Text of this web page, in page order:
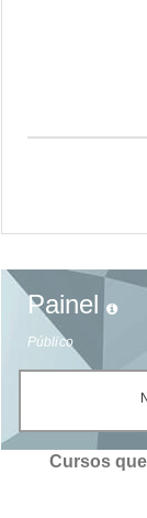
Painel
Público
Cursos